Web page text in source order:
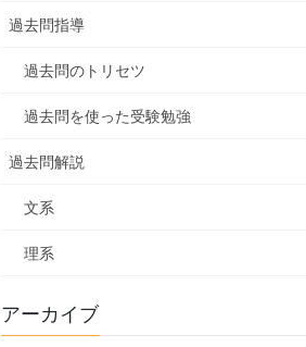
過去問指導
過去問のトリセツ
過去問を使った受験勉強
過去問解説
文系
理系
アーカイブ